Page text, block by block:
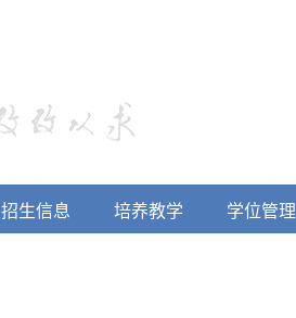
招生信息 培养教学 学位管理